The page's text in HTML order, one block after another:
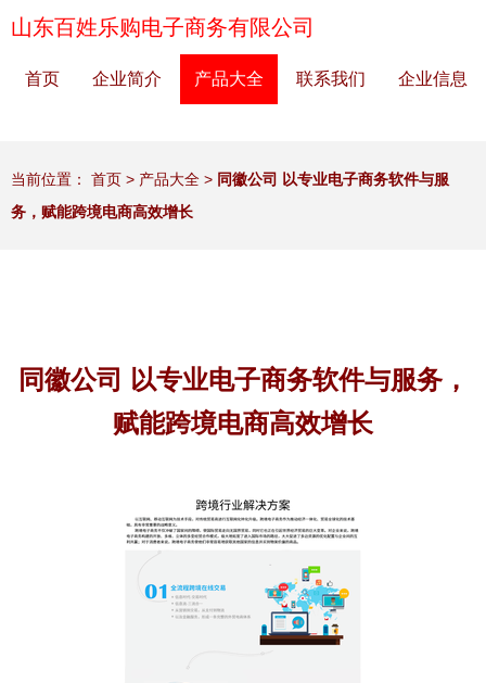
山东百姓乐购电子商务有限公司
首页 企业简介 产品大全 联系我们 企业信息
当前位置： 首页 > 产品大全 > 同徽公司 以专业电子商务软件与服
务，赋能跨境电商高效增长
同徽公司 以专业电子商务软件与服务，
赋能跨境电商高效增长